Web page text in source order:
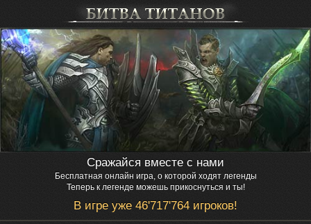
Сражайся вместе с нами
Бесплатная онлайн игра, о которой ходят легенды
Теперь к легенде можешь прикоснуться и ты!
В игре уже 46'717'764 игроков!